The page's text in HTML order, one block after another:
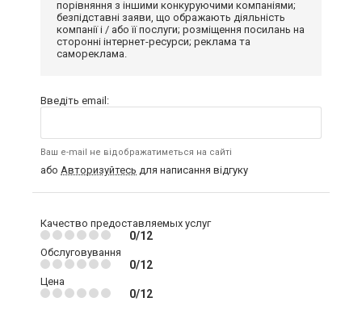
порівняння з іншими конкуруючими компаніями;
безпідставні заяви, що ображають діяльність
компанії і / або її послуги; розміщення посилань на
сторонні інтернет-ресурси; реклама та
самореклама.
Введіть email:
Ваш e-mail не відображатиметься на сайті
або Авторизуйтесь для написання відгуку
Качество предоставляемых услуг
0/12
Обслуговування
0/12
Цена
0/12